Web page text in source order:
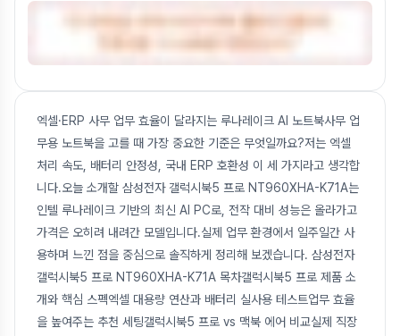
엑셀·ERP 사무 업무 효율이 달라지는 루나레이크 AI 노트북사무 업
무용 노트북을 고를 때 가장 중요한 기준은 무엇일까요?저는 엑셀
처리 속도, 배터리 안정성, 국내 ERP 호환성 이 세 가지라고 생각합
니다.오늘 소개할 삼성전자 갤럭시북5 프로 NT960XHA-K71A는
인텔 루나레이크 기반의 최신 AI PC로, 전작 대비 성능은 올라가고
가격은 오히려 내려간 모델입니다.실제 업무 환경에서 일주일간 사
용하며 느낀 점을 중심으로 솔직하게 정리해 보겠습니다. 삼성전자
갤럭시북5 프로 NT960XHA-K71A 목차갤럭시북5 프로 제품 소
개와 핵심 스펙엑셀 대용량 연산과 배터리 실사용 테스트업무 효율
을 높여주는 추천 세팅갤럭시북5 프로 vs 맥북 에어 비교실제 직장